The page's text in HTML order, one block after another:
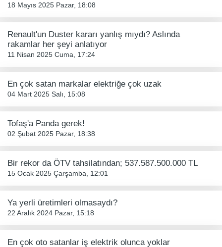
18 Mayıs 2025 Pazar, 18:08
Renault'un Duster kararı yanlış mıydı? Aslında
rakamlar her şeyi anlatıyor
11 Nisan 2025 Cuma, 17:24
En çok satan markalar elektriğe çok uzak
04 Mart 2025 Salı, 15:08
Tofaş'a Panda gerek!
02 Şubat 2025 Pazar, 18:38
Bir rekor da ÖTV tahsilatından; 537.587.500.000 TL
15 Ocak 2025 Çarşamba, 12:01
Ya yerli üretimleri olmasaydı?
22 Aralık 2024 Pazar, 15:18
En çok oto satanlar iş elektrik olunca yoklar